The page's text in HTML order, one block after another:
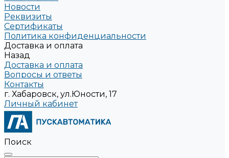
Новости
Реквизиты
Сертификаты
Политика конфиденциальности
Доставка и оплата
Назад
Доставка и оплата
Вопросы и ответы
Контакты
г. Хабаровск, ул.Юности, 17
Личный кабинет
Поиск